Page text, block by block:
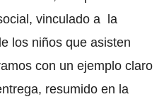
vinculado a la
los niños que asisten
con un ejemplo claro
resumido en la